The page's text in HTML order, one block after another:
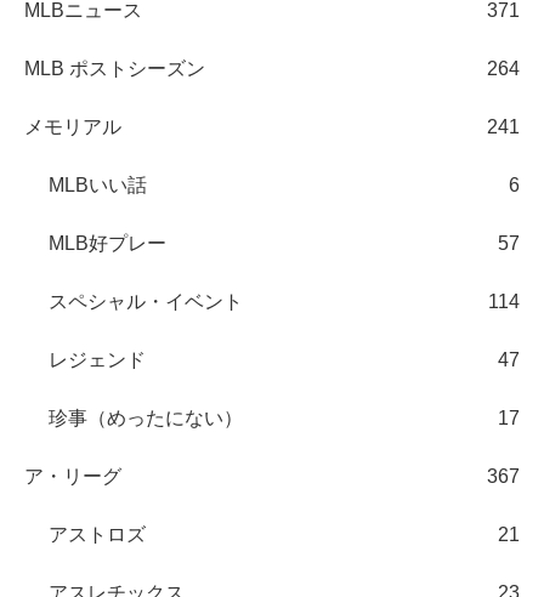
MLBニュース 371
MLB ポストシーズン 264
メモリアル 241
MLBいい話 6
MLB好プレー 57
スペシャル・イベント 114
レジェンド 47
珍事（めったにない） 17
ア・リーグ 367
アストロズ 21
アスレチックス 23